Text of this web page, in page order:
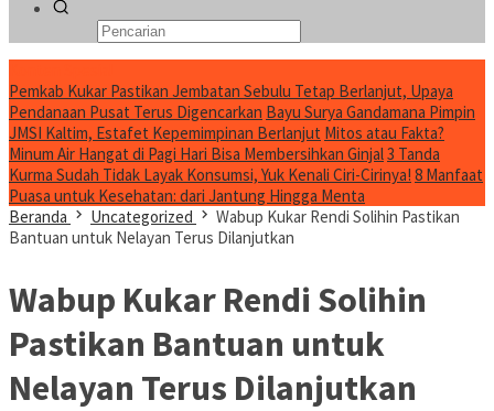
Pemkab Kukar Pastikan Jembatan Sebulu Tetap Berlanjut, Upaya
Pendanaan Pusat Terus Digencarkan Bayu Surya Gandamana Pimpin
JMSI Kaltim, Estafet Kepemimpinan Berlanjut Mitos atau Fakta?
Minum Air Hangat di Pagi Hari Bisa Membersihkan Ginjal3 Tanda
Kurma Sudah Tidak Layak Konsumsi, Yuk Kenali Ciri-Cirinya! 8 Manfaat
Puasa untuk Kesehatan: dari Jantung Hingga Menta
Beranda
Uncategorized
Wabup Kukar Rendi Solihin Pastikan
Bantuan untuk Nelayan Terus Dilanjutkan
Wabup Kukar Rendi Solihin
Pastikan Bantuan untuk
Nelayan Terus Dilanjutkan